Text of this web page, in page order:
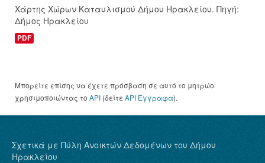
Χάρτης Χώρων Καταυλισμού Δήμου Ηρακλείου. Πηγή:
Δήμος Ηρακλείου
PDF
Μπορείτε επίσης να έχετε πρόσβαση σε αυτό το μητρώο
χρησιμοποιώντας το API (δείτε API Έγγραφα).
Σχετικά με Πύλη Ανοικτών Δεδομένων του Δήμου
Ηρακλείου